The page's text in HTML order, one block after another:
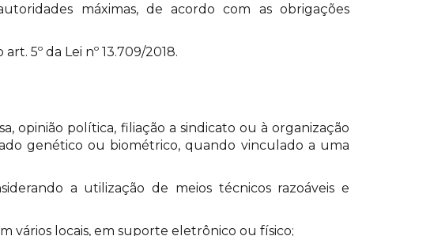
máximas, de acordo com as obrigações
5º da Lei nº 13.709/2018.
opinião política, filiação a sindicato ou à organização
genético ou biométrico, quando vinculado a uma
a utilização de meios técnicos razoáveis e
vários locais, em suporte eletrônico ou físico;